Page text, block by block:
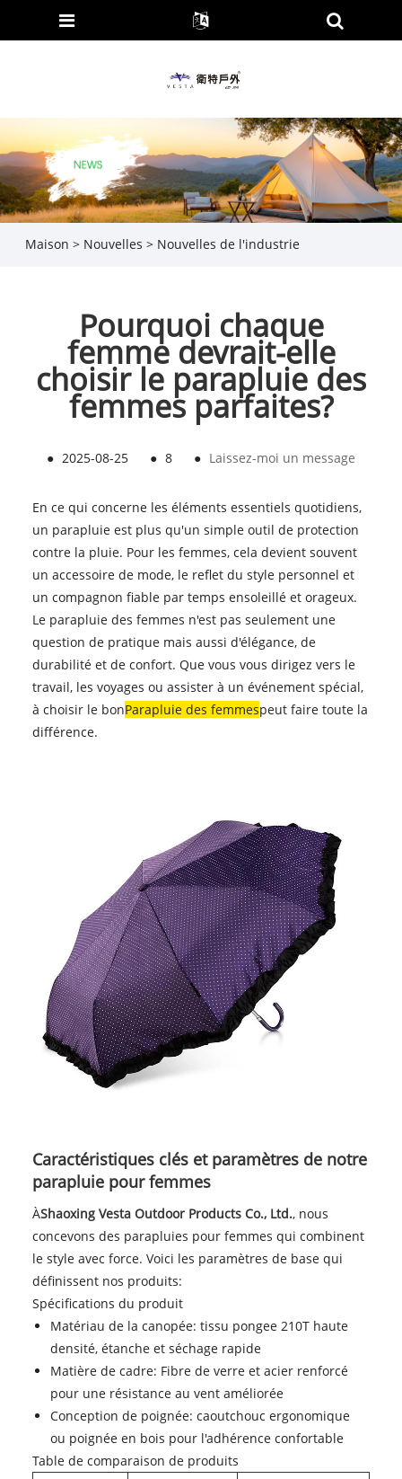
Maison > Nouvelles > Nouvelles de l'industrie
Pourquoi chaque
femme devrait-elle
choisir le parapluie des
femmes parfaites?
● 2025-08-25 ● 8 ● Laissez-moi un message
En ce qui concerne les éléments essentiels quotidiens,
un parapluie est plus qu'un simple outil de protection
contre la pluie. Pour les femmes, cela devient souvent
un accessoire de mode, le reflet du style personnel et
un compagnon fiable par temps ensoleillé et orageux.
Le parapluie des femmes n'est pas seulement une
question de pratique mais aussi d'élégance, de
durabilité et de confort. Que vous vous dirigez vers le
travail, les voyages ou assister à un événement spécial,
à choisir le bonParapluie des femmespeut faire toute la
différence.
Caractéristiques clés et paramètres de notre
parapluie pour femmes
ÀShaoxing Vesta Outdoor Products Co., Ltd., nous
concevons des parapluies pour femmes qui combinent
le style avec force. Voici les paramètres de base qui
définissent nos produits:
Spécifications du produit
Matériau de la canopée: tissu pongee 210T haute
densité, étanche et séchage rapide
Matière de cadre: Fibre de verre et acier renforcé
pour une résistance au vent améliorée
Conception de poignée: caoutchouc ergonomique
ou poignée en bois pour l'adhérence confortable
Table de comparaison de produits